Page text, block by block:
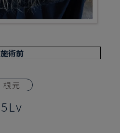
施術前
根元
5Lv